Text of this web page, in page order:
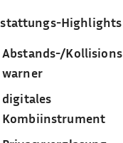
Highlights
Abstands-/Kollisions
warner
digitales
Kombiinstrument